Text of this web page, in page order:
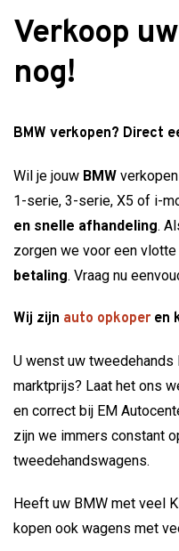
Verkoop
nog!
BMW verkopen? Direct
Wil je jouw BMW
1-serie, 3-serie, X5 of i-
en snelle afhandeling.
zorgen we voor een
betaling. Vraag nu
Wij zijn auto opkoper en
U wenst uw tweedehands
marktprijs? Laat het ons
en correct bij EM
zijn we immers constant
tweedehandswagens.
Heeft uw BMW met veel
kopen ook wagens met